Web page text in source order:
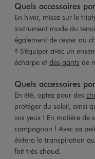
Quels accessoires
En hiver, misez sur le
instrument mode du
également de rester au
? S'équiper avec un
écharpe et des gants de
Quels accessoires
En été, optez pour des
protéger du soleil, ainsi
vos yeux ! En matière de
compagnon ! Avec sa
évitera la transpiration
fait très chaud.